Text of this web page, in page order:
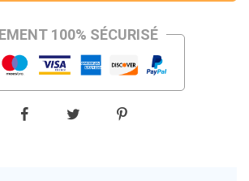
100% SÉCURISÉ